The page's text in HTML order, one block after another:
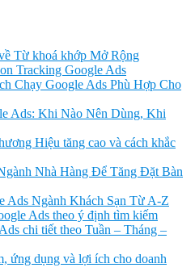
Từ khoá khớp Mở Rộng
Tracking Google Ads
Chạy Google Ads Phù Hợp Cho
Ads: Khi Nào Nên Dùng, Khi
Hiệu tăng cao và cách khắc
Nhà Hàng Để Tăng Đặt Bàn
Ads Ngành Khách Sạn Từ A-Z
Ads theo ý định tìm kiếm
chi tiết theo Tuần – Tháng –
ứng dụng và lợi ích cho doanh